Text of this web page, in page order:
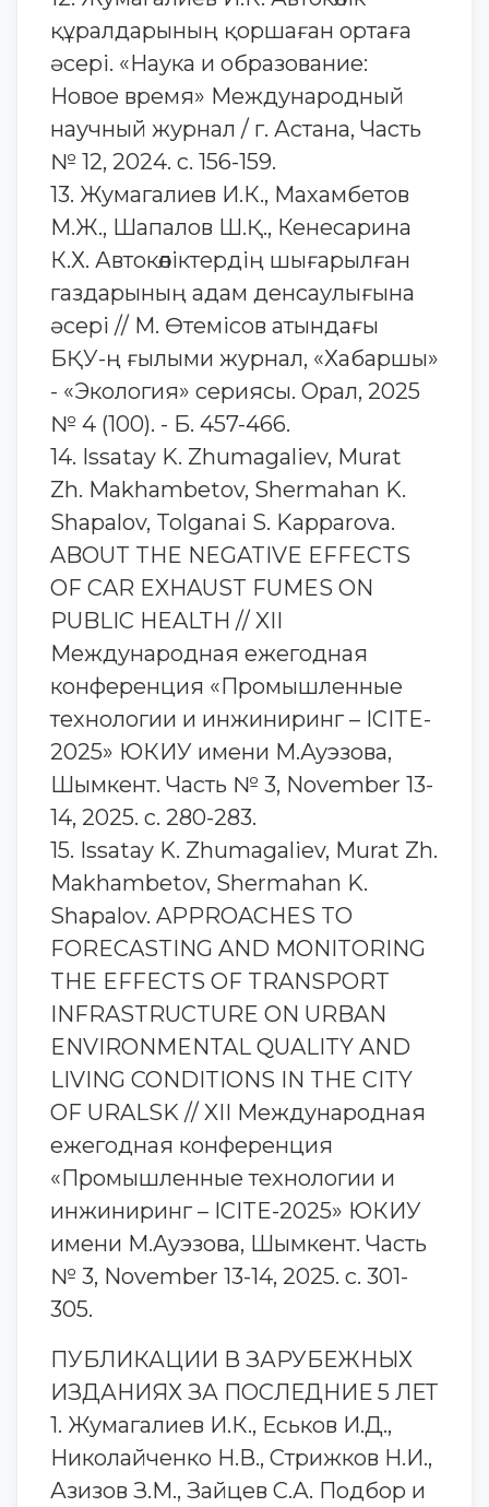
құралдарының қоршаған ортаға
әсері. «Наука и образование:
Новое время» Международный
научный журнал / г. Астана, Часть
№ 12, 2024. с. 156-159.
13. Жумагалиев И.К., Махамбетов
М.Ж., Шапалов Ш.Қ., Кенесарина
К.Х. Автокөліктердің шығарылған
газдарының адам денсаулығына
әсері // М. Өтемісов атындағы
БҚУ-ң ғылыми журнал, «Хабаршы»
- «Экология» сериясы. Орал, 2025
№ 4 (100). - Б. 457-466.
14. Issatay K. Zhumagaliev, Murat
Zh. Makhambetov, Shermahan K.
Shapalov, Tolganai S. Kapparova.
ABOUT THE NEGATIVE EFFECTS
OF CAR EXHAUST FUMES ON
PUBLIC HEALTH // XII
Международная ежегодная
конференция «Промышленные
технологии и инжиниринг – ICITE-
2025» ЮКИУ имени М.Ауэзова,
Шымкент. Часть № 3, November 13-
14, 2025. с. 280-283.
15. Issatay K. Zhumagaliev, Murat Zh.
Makhambetov, Shermahan K.
Shapalov. APPROACHES TO
FORECASTING AND MONITORING
THE EFFECTS OF TRANSPORT
INFRASTRUCTURE ON URBAN
ENVIRONMENTAL QUALITY AND
LIVING CONDITIONS IN THE CITY
OF URALSK // XII Международная
ежегодная конференция
«Промышленные технологии и
инжиниринг – ICITE-2025» ЮКИУ
имени М.Ауэзова, Шымкент. Часть
№ 3, November 13-14, 2025. с. 301-
305.
ПУБЛИКАЦИИ В ЗАРУБЕЖНЫХ
ИЗДАНИЯХ ЗА ПОСЛЕДНИЕ 5 ЛЕТ
1. Жумагалиев И.К., Еськов И.Д.,
Николайченко Н.В., Стрижков Н.И.,
Азизов З.М., Зайцев С.А. Подбор и